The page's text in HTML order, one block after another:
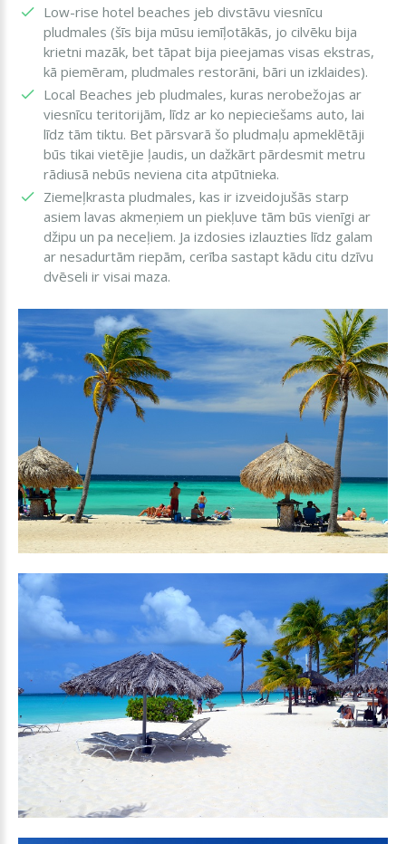
Low-rise hotel beaches jeb divstāvu viesnīcu
pludmales (šīs bija mūsu iemīļotākās, jo cilvēku bija
krietni mazāk, bet tāpat bija pieejamas visas ekstras,
kā piemēram, pludmales restorāni, bāri un izklaides).
Local Beaches jeb pludmales, kuras nerobežojas ar
viesnīcu teritorijām, līdz ar ko nepieciešams auto, lai
līdz tām tiktu. Bet pārsvarā šo pludmaļu apmeklētāji
būs tikai vietējie ļaudis, un dažkārt pārdesmit metru
rādiusā nebūs neviena cita atpūtnieka.
Ziemeļkrasta pludmales, kas ir izveidojušās starp
asiem lavas akmeņiem un piekļuve tām būs vienīgi ar
džipu un pa neceļiem. Ja izdosies izlauzties līdz galam
ar nesadurtām riepām, cerība sastapt kādu citu dzīvu
dvēseli ir visai maza.